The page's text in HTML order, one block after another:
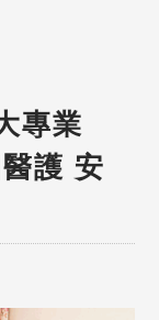
專業
護 安